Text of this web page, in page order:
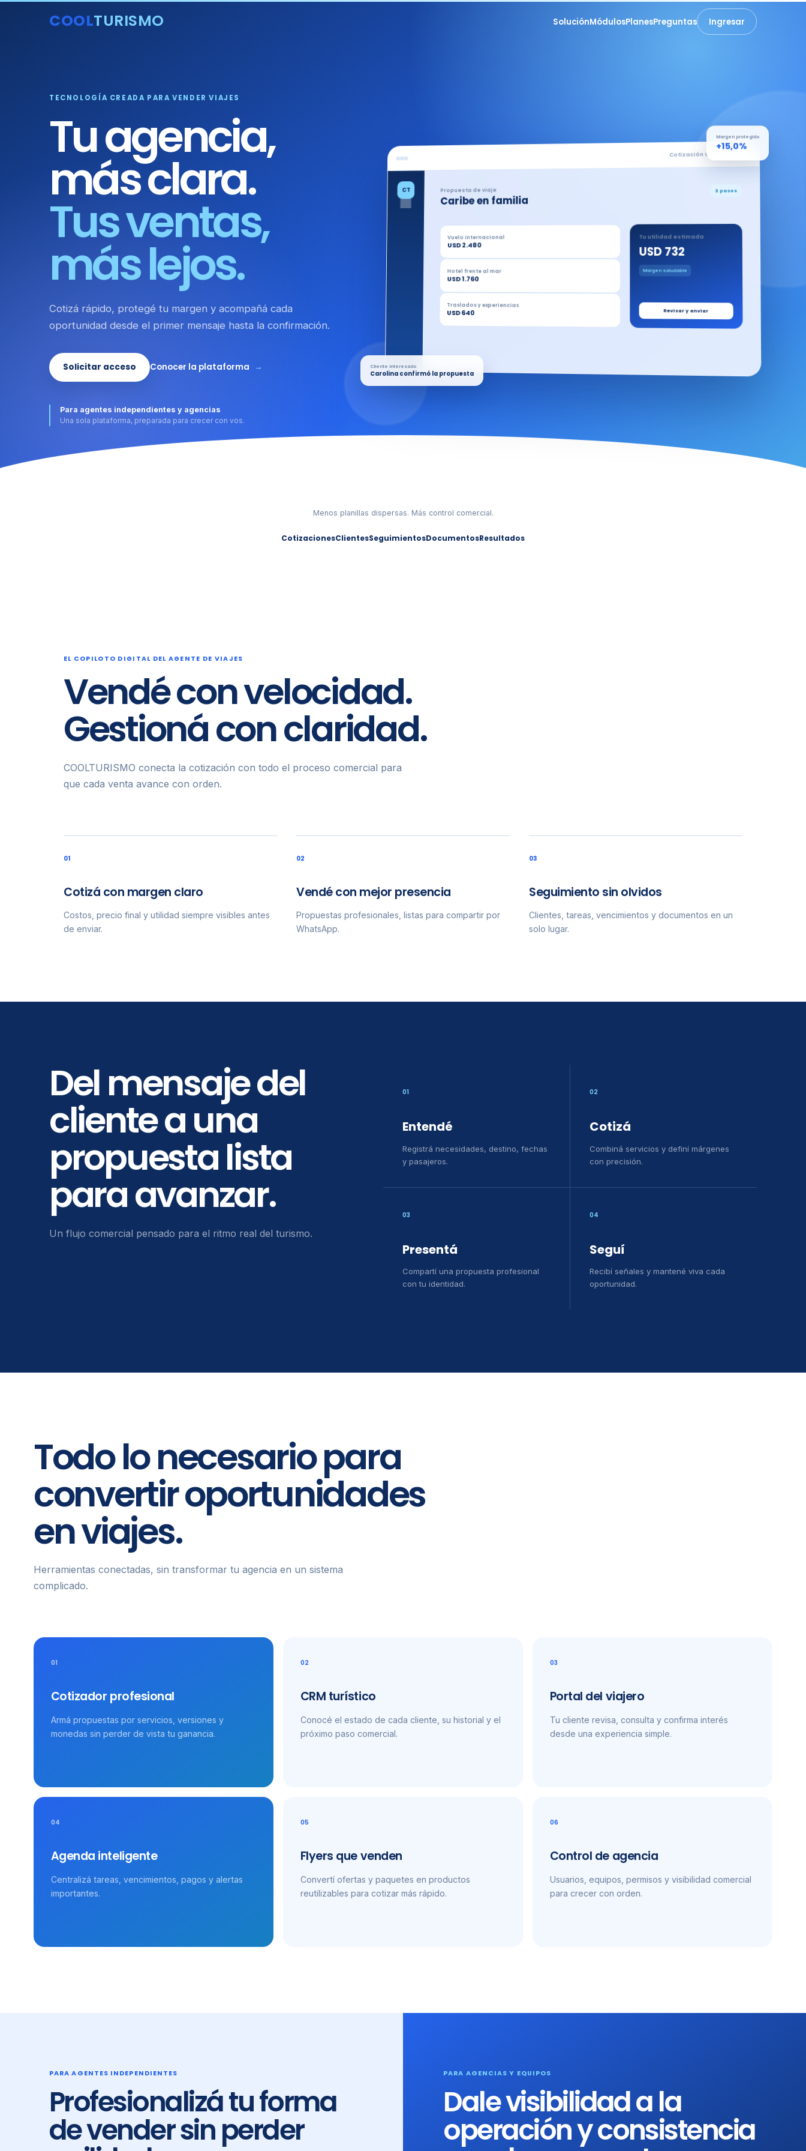
COOLTURISMO SoluciónMódulosPlanesPreguntas Ingresar
TECNOLOGÍA CREADA PARA VENDER VIAJES
Tu agencia,
más clara.
Tus ventas,
más lejos.
Cotizá rápido, protegé tu margen y acompañá cada
oportunidad desde el primer mensaje hasta la confirmación.
Solicitar acceso Conocer la plataforma →
Para agentes independientes y agencias
Una sola plataforma, preparada para crecer con vos.
Cotización CT-2026-0018
CT Propuesta de viaje
Caribe en familia
3 pasos
Vuelo internacional
USD 2.480
Hotel frente al mar
USD 1.760
Traslados y experiencias
USD 640
Tu utilidad estimada
USD 732
Margen saludable
Revisar y enviar
Cliente interesado
Carolina confirmó la propuesta
Margen protegido
+15,0%
Menos planillas dispersas. Más control comercial.
CotizacionesClientesSeguimientosDocumentosResultados
EL COPILOTO DIGITAL DEL AGENTE DE VIAJES
Vendé con velocidad.
Gestioná con claridad.
COOLTURISMO conecta la cotización con todo el proceso comercial para
que cada venta avance con orden.
01
Cotizá con margen claro
Costos, precio final y utilidad siempre visibles antes
de enviar.
02
Vendé con mejor presencia
Propuestas profesionales, listas para compartir por
WhatsApp.
03
Seguimiento sin olvidos
Clientes, tareas, vencimientos y documentos en un
solo lugar.
Del mensaje del
cliente a una
propuesta lista
para avanzar.
Un flujo comercial pensado para el ritmo real del turismo.
01
Entendé
Registrá necesidades, destino, fechas
y pasajeros.
02
Cotizá
Combiná servicios y definí márgenes
con precisión.
03
Presentá
Compartí una propuesta profesional
con tu identidad.
04
Seguí
Recibí señales y mantené viva cada
oportunidad.
Todo lo necesario para
convertir oportunidades
en viajes.
Herramientas conectadas, sin transformar tu agencia en un sistema
complicado.
01
Cotizador profesional
Armá propuestas por servicios, versiones y
monedas sin perder de vista tu ganancia.
02
CRM turístico
Conocé el estado de cada cliente, su historial y el
próximo paso comercial.
03
Portal del viajero
Tu cliente revisa, consulta y confirma interés
desde una experiencia simple.
04
Agenda inteligente
Centralizá tareas, vencimientos, pagos y alertas
importantes.
05
Flyers que venden
Convertí ofertas y paquetes en productos
reutilizables para cotizar más rápido.
06
Control de agencia
Usuarios, equipos, permisos y visibilidad comercial
para crecer con orden.
PARA AGENTES INDEPENDIENTES
Profesionalizá tu forma
de vender sin perder
PARA AGENCIAS Y EQUIPOS
Dale visibilidad a la
operación y consistencia